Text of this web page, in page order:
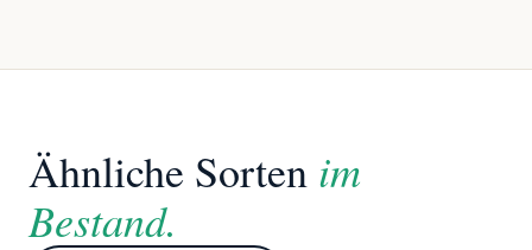
Ähnliche Sorten im
Bestand.